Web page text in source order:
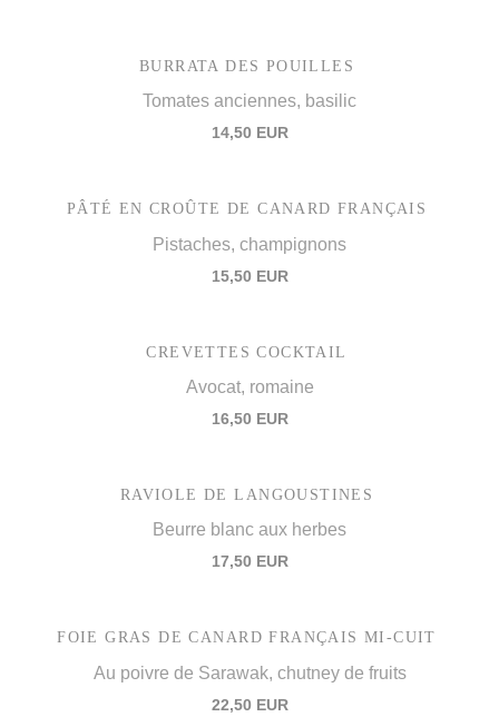
BURRATA DES POUILLES
Tomates anciennes, basilic
14,50 EUR
PÂTÉ EN CROÛTE DE CANARD FRANÇAIS
Pistaches, champignons
15,50 EUR
CREVETTES COCKTAIL
Avocat, romaine
16,50 EUR
RAVIOLE DE LANGOUSTINES
Beurre blanc aux herbes
17,50 EUR
FOIE GRAS DE CANARD FRANÇAIS MI-CUIT
Au poivre de Sarawak, chutney de fruits
22,50 EUR